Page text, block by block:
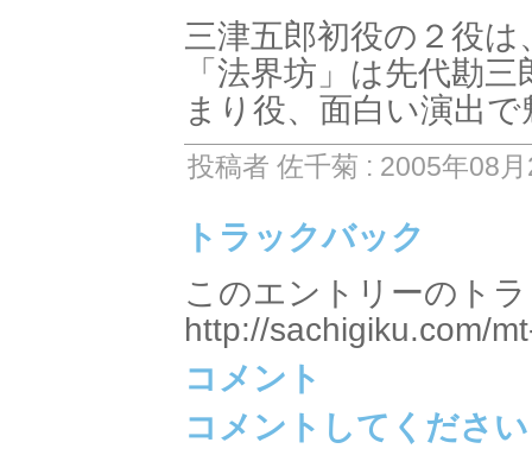
三津五郎初役の２役
「法界坊」は先代勘
まり役、面白い演出
投稿者 佐千菊 : 2005年08
トラックバック
このエントリーのト
http://sachigiku.com/
コメント
コメントしてください